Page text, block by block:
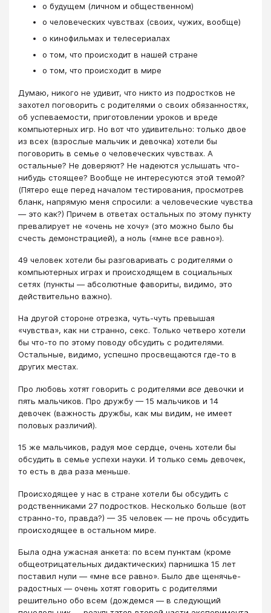
о будущем (личном и общественном)
о человеческих чувствах (своих, чужих, вообще)
о кинофильмах и телесериалах
о том, что происходит в нашей стране
о том, что происходит в мире
Думаю, никого не удивит, что никто из подростков не
захотел поговорить с родителями о своих обязанностях,
об успеваемости, приготовлении уроков и вреде
компьютерных игр. Но вот что удивительно: только двое
из всех (взрослые мальчик и девочка) хотели бы
поговорить в семье о человеческих чувствах. А
остальные? Не доверяют? Не надеются услышать что-
нибудь стоящее? Вообще не интересуются этой темой?
(Пятеро еще перед началом тестирования, просмотрев
бланк, напрямую меня спросили: а человеческие чувства
— это как?) Причем в ответах остальных по этому пункту
превалирует не «очень не хочу» (это можно было бы
счесть демонстрацией), а ноль («мне все равно»).
49 человек хотели бы разговаривать с родителями о
компьютерных играх и происходящем в социальных
сетях (пункты — абсолютные фавориты, видимо, это
действительно важно).
На другой стороне отрезка, чуть-чуть превышая
«чувства», как ни странно, секс. Только четверо хотели
бы что-то по этому поводу обсудить с родителями.
Остальные, видимо, успешно просвещаются где-то в
других местах.
Про любовь хотят говорить с родителями все девочки и
пять мальчиков. Про дружбу — 15 мальчиков и 14
девочек (важность дружбы, как мы видим, не имеет
половых различий).
15 же мальчиков, радуя мое сердце, очень хотели бы
обсудить в семье успехи науки. И только семь девочек,
то есть в два раза меньше.
Происходящее у нас в стране хотели бы обсудить с
родственниками 27 подростков. Несколько больше (вот
странно-то, правда?) — 35 человек — не прочь обсудить
происходящее в остальном мире.
Была одна ужасная анкета: по всем пунктам (кроме
общеотрицательных дидактических) парнишка 15 лет
поставил нули — «мне все равно». Было две щенячье-
радостных — очень хотят говорить с родителями
решительно обо всем (дождемся — в следующий